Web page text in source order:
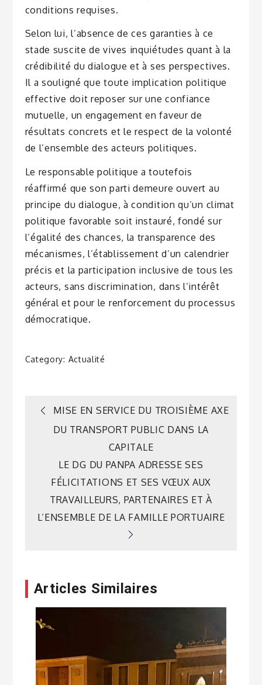
conditions requises.
Selon lui, l’absence de ces garanties à ce
stade suscite de vives inquiétudes quant à la
crédibilité du dialogue et à ses perspectives.
Il a souligné que toute implication politique
effective doit reposer sur une confiance
mutuelle, un engagement en faveur de
résultats concrets et le respect de la volonté
de l’ensemble des acteurs politiques.
Le responsable politique a toutefois
réaffirmé que son parti demeure ouvert au
principe du dialogue, à condition qu’un climat
politique favorable soit instauré, fondé sur
l’égalité des chances, la transparence des
mécanismes, l’établissement d’un calendrier
précis et la participation inclusive de tous les
acteurs, sans discrimination, dans l’intérêt
général et pour le renforcement du processus
démocratique.
Category: Actualité
Navigation
l’article
MISE EN SERVICE DU TROISIÈME AXE
DU TRANSPORT PUBLIC DANS LA
CAPITALE
LE DG DU PANPA ADRESSE SES
FÉLICITATIONS ET SES VŒUX AUX
TRAVAILLEURS, PARTENAIRES ET À
L’ENSEMBLE DE LA FAMILLE PORTUAIRE
Articles Similaires